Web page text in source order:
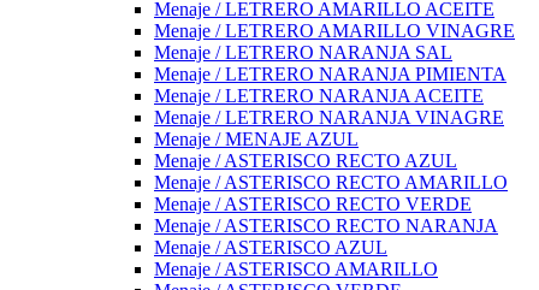
Menaje / LETRERO AMARILLO ACEITE
Menaje / LETRERO AMARILLO VINAGRE
Menaje / LETRERO NARANJA SAL
Menaje / LETRERO NARANJA PIMIENTA
Menaje / LETRERO NARANJA ACEITE
Menaje / LETRERO NARANJA VINAGRE
Menaje / MENAJE AZUL
Menaje / ASTERISCO RECTO AZUL
Menaje / ASTERISCO RECTO AMARILLO
Menaje / ASTERISCO RECTO VERDE
Menaje / ASTERISCO RECTO NARANJA
Menaje / ASTERISCO AZUL
Menaje / ASTERISCO AMARILLO